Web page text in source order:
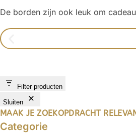
De borden zijn ook leuk om
Filter producten
Sluiten
MAAK JE ZOEKOPDRACHT
Categorie